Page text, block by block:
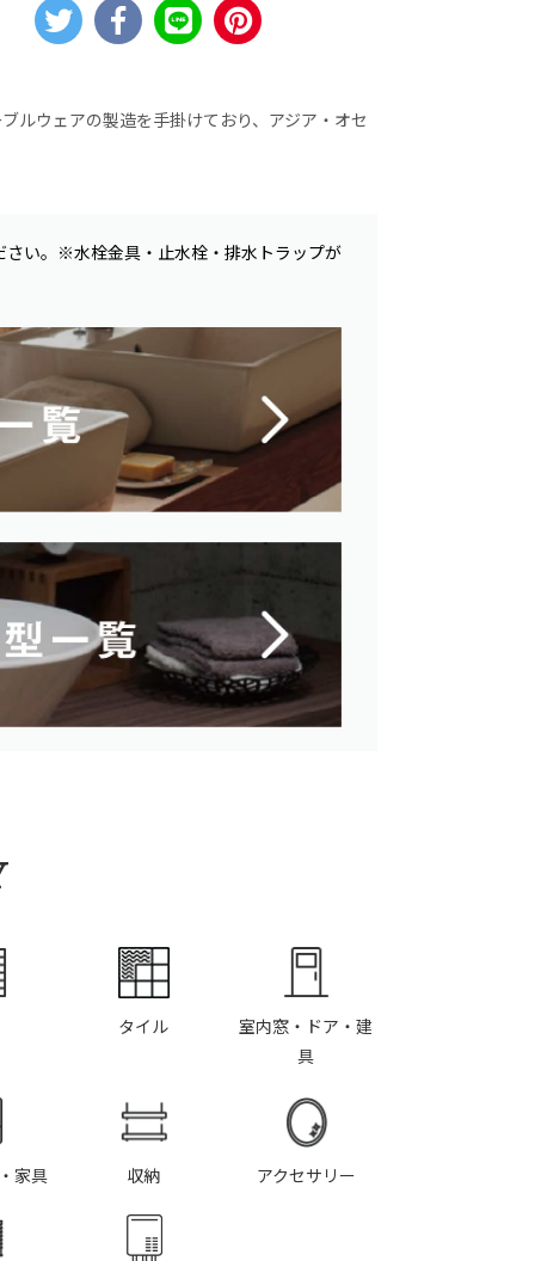
ルウェアの製造を手掛けており、アジア・オセ
い。※水栓金具・止水栓・排水トラップが
タイル
室内窓・ドア・建
具
家具 収納 アクセサリー